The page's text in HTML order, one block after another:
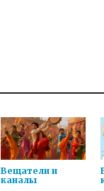
Вещатели и
каналы